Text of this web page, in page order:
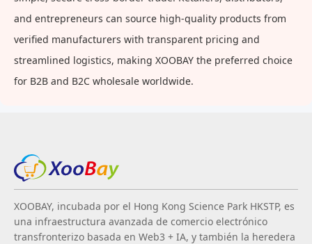
and entrepreneurs can source high-quality products from
verified manufacturers with transparent pricing and
streamlined logistics, making XOOBAY the preferred choice
for B2B and B2C wholesale worldwide.
XOOBAY, incubada por el Hong Kong Science Park HKSTP, es
una infraestructura avanzada de comercio electrónico
transfronterizo basada en Web3 + IA, y también la heredera